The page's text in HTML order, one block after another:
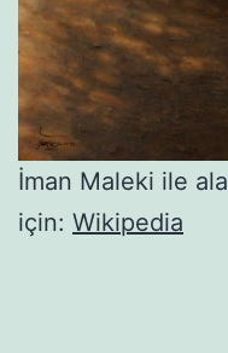
İman Maleki ile
için: Wikipedia